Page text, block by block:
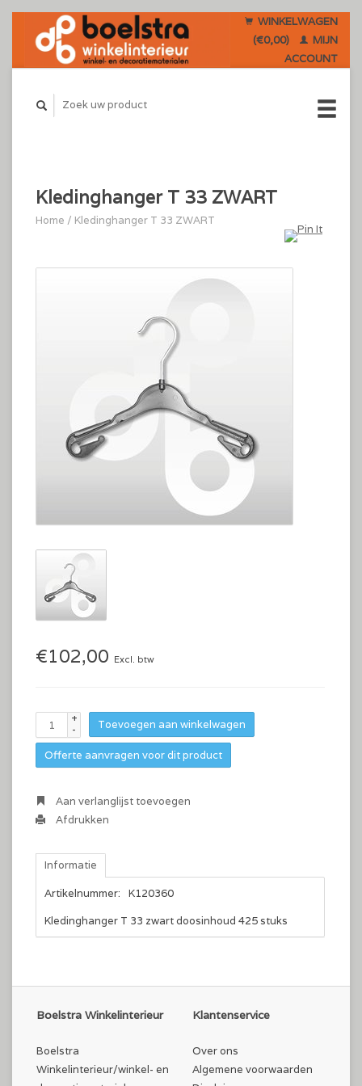
WINKELWAGEN
(€0,00)
MIJN
ACCOUNT
Kledinghanger T 33 ZWART
Home / Kledinghanger T 33 ZWART
€102,00 Excl. btw
+
-
Toevoegen aan winkelwagen
Offerte aanvragen voor dit product
Aan verlanglijst toevoegen
Afdrukken
Informatie
Artikelnummer:
K120360
Kledinghanger T 33 zwart doosinhoud 425 stuks
Boelstra Winkelinterieur
Boelstra
Winkelinterieur/winkel- en
Klantenservice
Over ons
Algemene voorwaarden